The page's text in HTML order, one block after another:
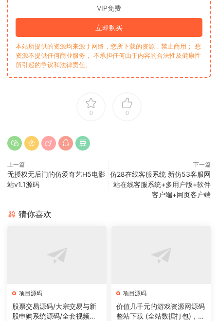
VIP免费
立即购买
本站所提供的资源均来源于网络，您所下载的资源，禁止商用； 愁
资源不提供任何商业服务， 不承担任何由于内容的合法性及健康性
所引起的争议和法律责任。
0 0
上一篇
无授权无后门的仿爱奇艺H5电影
站v1.1源码
下一篇
仿28在线客服系统 新仿53客服网
站在线客服系统+多用户版+软件
客户端+网页客户端
猜你喜欢
项目源码
股票交易源码/大宗交易与新
股申购系统源码/全套视频教
项目源码
价值几千元的游戏资源网源码
整站下载 (全站数据打包)，数